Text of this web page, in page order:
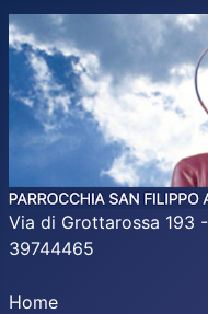
Via di Grottarossa 193
39744465
Home